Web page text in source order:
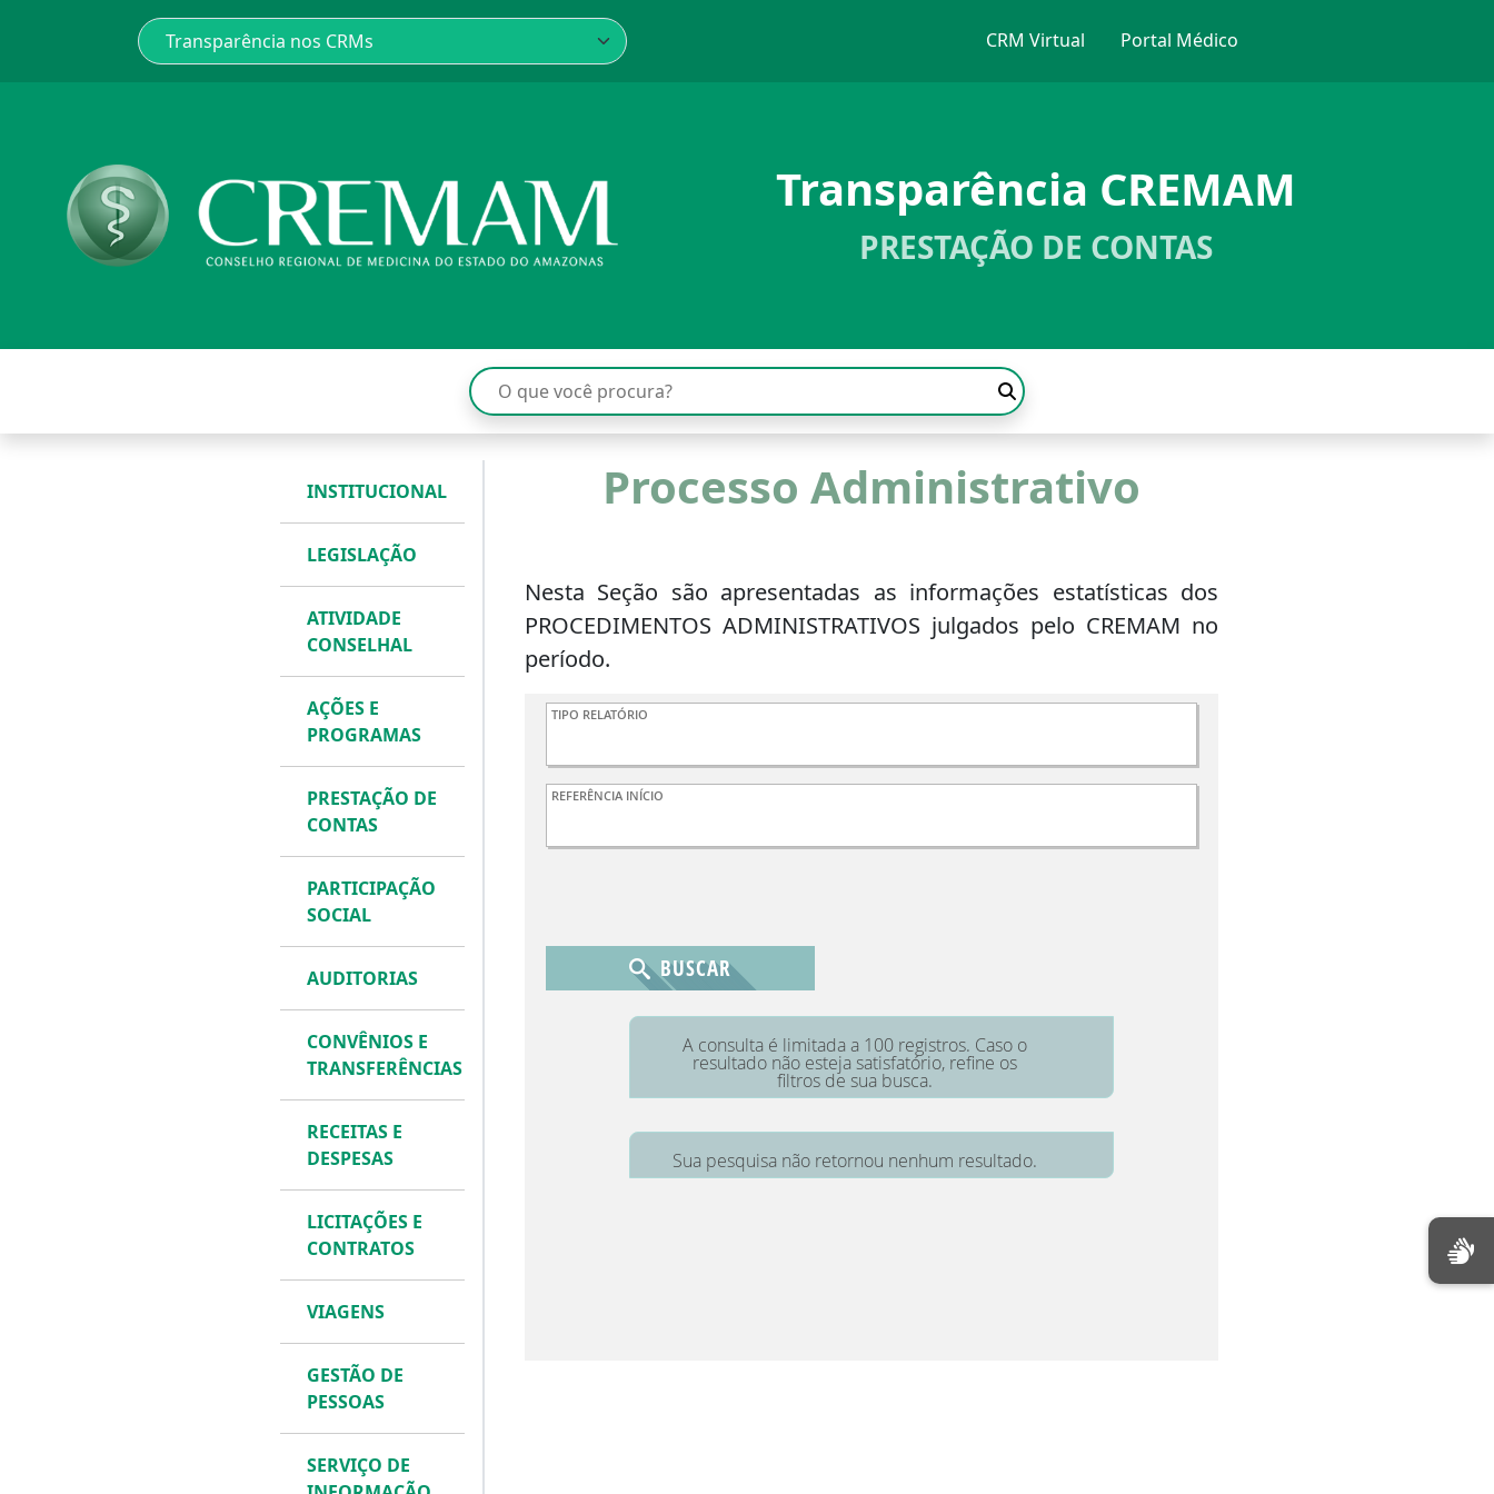
CRM Virtual Portal Médico
Transparência CREMAM
PRESTAÇÃO DE CONTAS
INSTITUCIONAL
LEGISLAÇÃO
ATIVIDADE
CONSELHAL
AÇÕES E
PROGRAMAS
PRESTAÇÃO DE
CONTAS
PARTICIPAÇÃO
SOCIAL
AUDITORIAS
CONVÊNIOS E
TRANSFERÊNCIAS
RECEITAS E
DESPESAS
LICITAÇÕES E
CONTRATOS
VIAGENS
GESTÃO DE
PESSOAS
SERVIÇO DE
Processo Administrativo
Nesta Seção são apresentadas as informações estatísticas dos
PROCEDIMENTOS ADMINISTRATIVOS julgados pelo CREMAM no
período.